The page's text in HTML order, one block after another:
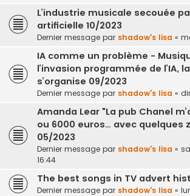
L’industrie musicale secouée
artificielle 10/2023
Dernier message par shadow's lisa «
IA comme un problème -
l’invasion programmée de l’IA,
s’organise 09/2023
Dernier message par shadow's lisa «
Amanda Lear "La pub Chanel
ou 6000 euros… avec quelques
05/2023
Dernier message par shadow's lisa «
16:44
The best songs in TV advert
Dernier message par shadow's lisa «